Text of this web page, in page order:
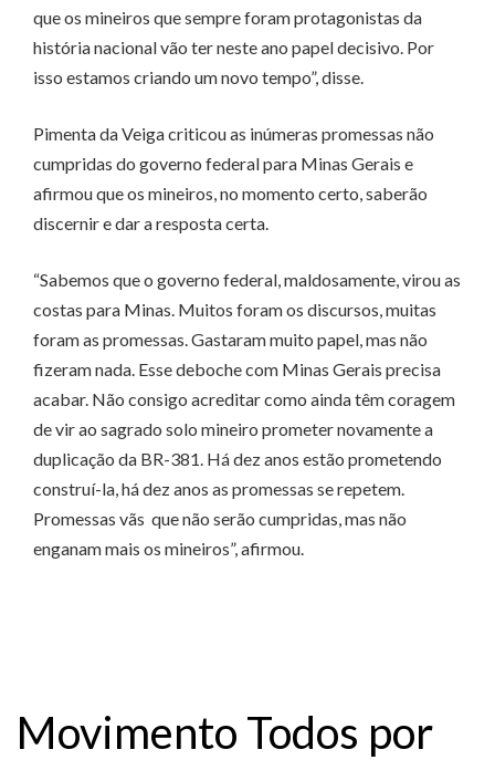
que os mineiros que sempre foram protagonistas da
história nacional vão ter neste ano papel decisivo. Por
isso estamos criando um novo tempo”, disse.
Pimenta da Veiga criticou as inúmeras promessas não
cumpridas do governo federal para Minas Gerais e
afirmou que os mineiros, no momento certo, saberão
discernir e dar a resposta certa.
“Sabemos que o governo federal, maldosamente, virou as
costas para Minas. Muitos foram os discursos, muitas
foram as promessas. Gastaram muito papel, mas não
fizeram nada. Esse deboche com Minas Gerais precisa
acabar. Não consigo acreditar como ainda têm coragem
de vir ao sagrado solo mineiro prometer novamente a
duplicação da BR-381. Há dez anos estão prometendo
construí-la, há dez anos as promessas se repetem.
Promessas vãs que não serão cumpridas, mas não
enganam mais os mineiros”, afirmou.
Movimento Todos por